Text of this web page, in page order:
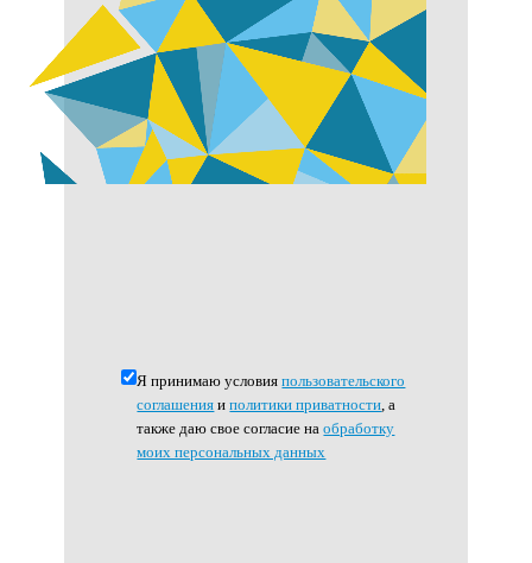
Я принимаю условияпользовательского
соглашения иполитики приватности, а
также даю свое согласие наобработку
моих персональных данных